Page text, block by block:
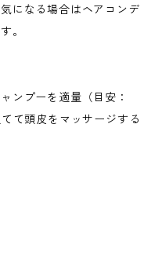
になる場合はヘアコンデ
。
ンプーを適量（目安：
て頭皮をマッサージする